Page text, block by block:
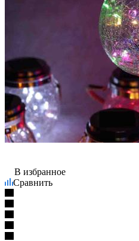
В избранное
Сравнить